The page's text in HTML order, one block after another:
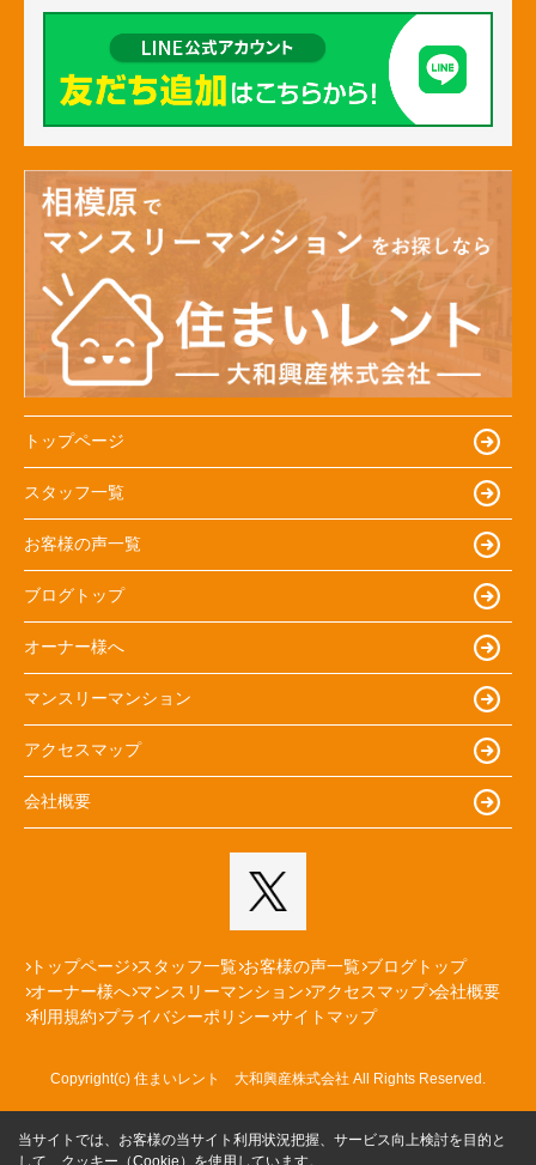
トップページ
スタッフ一覧
お客様の声一覧
ブログトップ
オーナー様へ
マンスリーマンション
アクセスマップ
会社概要
トップページ スタッフ一覧 お客様の声一覧 ブログトップ
オーナー様へ マンスリーマンション アクセスマップ 会社概要
利用規約 プライバシーポリシー サイトマップ
Copyright(c) 住まいレント 大和興産株式会社 All Rights Reserved.
当サイトでは、お客様の当サイト利用状況把握、サービス向上検討を目的と
して、クッキー（Cookie）を使用しています。